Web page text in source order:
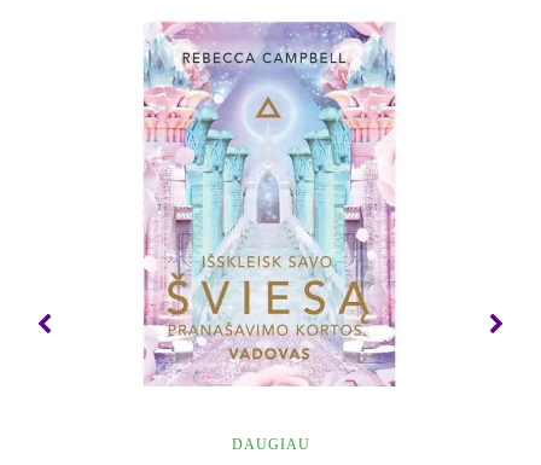
Šios knygos tikslas yra padėti žmonėms rasti,
išplėsti, pakeisti ir gydyti savo tikrąjį AŠ. Kiekvieno
žmogaus sveikatos būklė yra nematomos energinės
sistemos, fizinio kūno, ir motinos Gamtos galių
pusiausvyros rezultatas. Todėl norėdami pažinti
fizinio kūno ligos priežastį, turime atsižvelgti į
dvasingumą kaip į žmogaus egzistencijos dalį.
- Susan Liengu Uffenbrink
DAUGIAU